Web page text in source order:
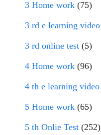
3 Home work (75)
3 rd e learning video
3 rd online test (5)
4 Home work (96)
4 th e learning video
5 Home work (65)
5 th Onlie Test (252)